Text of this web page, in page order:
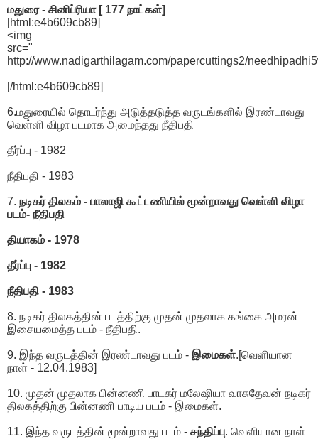
மதுரை - சினிப்ரியா [ 177 நாட்கள்]
[html:e4b609cb89]
<img
src="
http://www.nadigarthilagam.com/papercuttings2/
[/html:e4b609cb89]
6.மதுரையில் தொடர்ந்து அடுத்தடுத்த வருடங்களில் இரண்டாவது
வெள்ளி விழா படமாக அமைந்தது நீதிபதி
தீர்ப்பு - 1982
நீதிபதி - 1983
7. நடிகர் திலகம் - பாலாஜி கூட்டணியில் மூன்றாவது வெள்ளி விழா
படம்- நீதிபதி
தியாகம் - 1978
தீர்ப்பு - 1982
நீதிபதி - 1983
8. நடிகர் திலகத்தின் படத்திற்கு முதன் முதலாக கங்கை அமரன்
இசையமைத்த படம் - நீதிபதி.
9. இந்த வருடத்தின் இரண்டாவது படம் - இமைகள்.[வெளியான
நாள் - 12.04.1983]
10. முதன் முதலாக பின்னணி பாடகர் மலேஷியா வாசுதேவன் நடிகர்
திலகத்திற்கு பின்னணி பாடிய படம் - இமைகள்.
11. இந்த வருடத்தின் மூன்றாவது படம் - சந்திப்பு. வெளியான நாள்